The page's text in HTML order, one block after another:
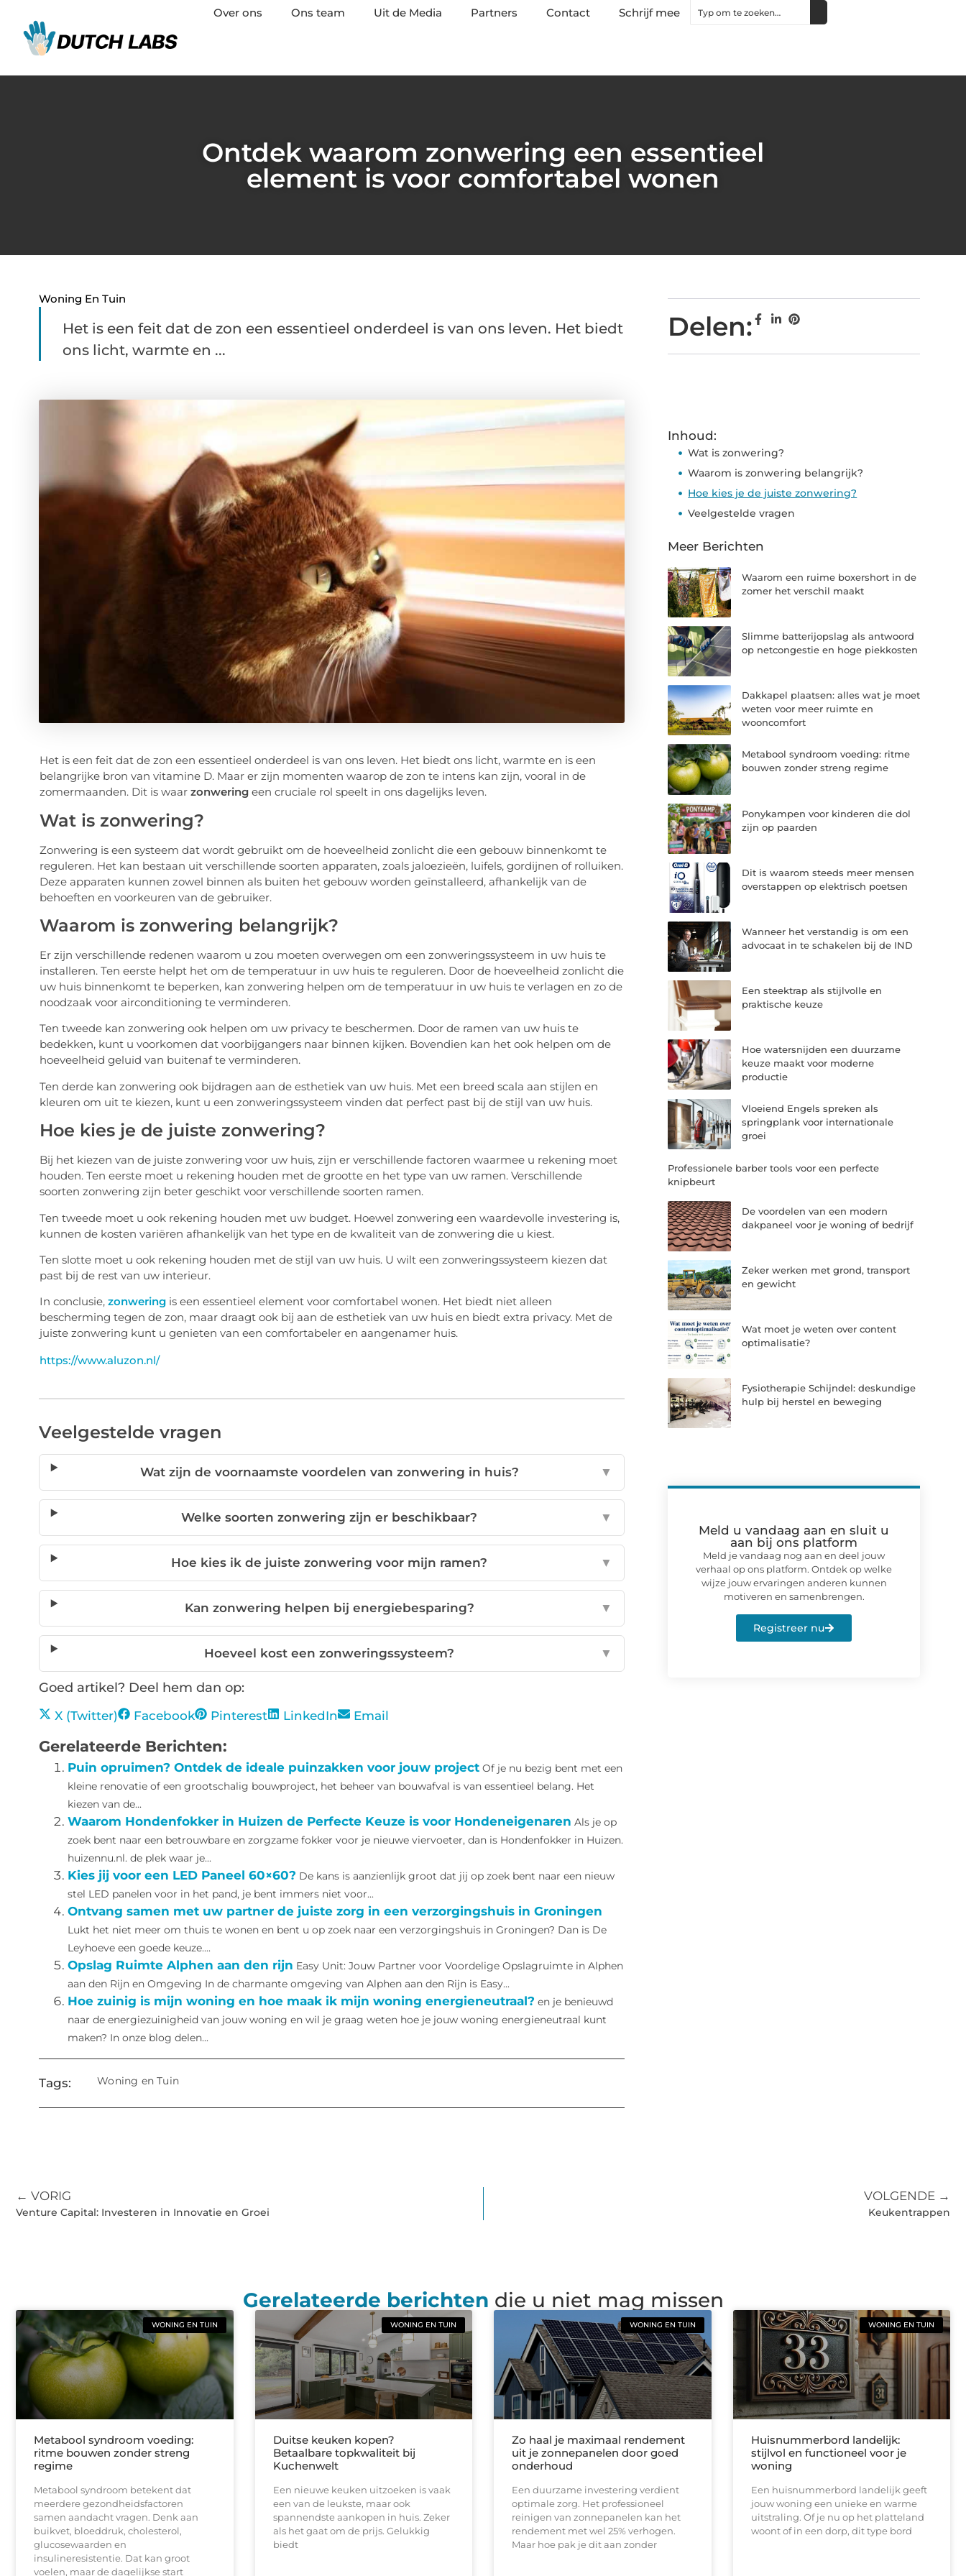
Over ons Ons team Uit de Media Partners Contact Schrijf mee
Ontdek waarom zonwering een essentieel
element is voor comfortabel wonen
Woning En Tuin
Het is een feit dat de zon een essentieel onderdeel is van ons leven. Het biedt
ons licht, warmte en ...
Het is een feit dat de zon een essentieel onderdeel is van ons leven. Het biedt ons licht, warmte en is een
belangrijke bron van vitamine D. Maar er zijn momenten waarop de zon te intens kan zijn, vooral in de
zomermaanden. Dit is waar zonweringeen cruciale rol speelt in ons dagelijks leven.
Wat is zonwering?
Zonwering is een systeem dat wordt gebruikt om de hoeveelheid zonlicht die een gebouw binnenkomt te
reguleren. Het kan bestaan uit verschillende soorten apparaten, zoals jaloezieën, luifels, gordijnen of rolluiken.
Deze apparaten kunnen zowel binnen als buiten het gebouw worden geïnstalleerd, afhankelijk van de
behoeften en voorkeuren van de gebruiker.
Waarom is zonwering belangrijk?
Er zijn verschillende redenen waarom u zou moeten overwegen om een zonweringssysteem in uw huis te
installeren. Ten eerste helpt het om de temperatuur in uw huis te reguleren. Door de hoeveelheid zonlicht die
uw huis binnenkomt te beperken, kan zonwering helpen om de temperatuur in uw huis te verlagen en zo de
noodzaak voor airconditioning te verminderen.
Ten tweede kan zonwering ook helpen om uw privacy te beschermen. Door de ramen van uw huis te
bedekken, kunt u voorkomen dat voorbijgangers naar binnen kijken. Bovendien kan het ook helpen om de
hoeveelheid geluid van buitenaf te verminderen.
Ten derde kan zonwering ook bijdragen aan de esthetiek van uw huis. Met een breed scala aan stijlen en
kleuren om uit te kiezen, kunt u een zonweringssysteem vinden dat perfect past bij de stijl van uw huis.
Hoe kies je de juiste zonwering?
Bij het kiezen van de juiste zonwering voor uw huis, zijn er verschillende factoren waarmee u rekening moet
houden. Ten eerste moet u rekening houden met de grootte en het type van uw ramen. Verschillende
soorten zonwering zijn beter geschikt voor verschillende soorten ramen.
Ten tweede moet u ook rekening houden met uw budget. Hoewel zonwering een waardevolle investering is,
kunnen de kosten variëren afhankelijk van het type en de kwaliteit van de zonwering die u kiest.
Ten slotte moet u ook rekening houden met de stijl van uw huis. U wilt een zonweringssysteem kiezen dat
past bij de rest van uw interieur.
In conclusie, zonweringis een essentieel element voor comfortabel wonen. Het biedt niet alleen
bescherming tegen de zon, maar draagt ook bij aan de esthetiek van uw huis en biedt extra privacy. Met de
juiste zonwering kunt u genieten van een comfortabeler en aangenamer huis.
https://www.aluzon.nl/
Veelgestelde vragen
Wat zijn de voornaamste voordelen van zonwering in huis? ▼
Welke soorten zonwering zijn er beschikbaar? ▼
Hoe kies ik de juiste zonwering voor mijn ramen? ▼
Kan zonwering helpen bij energiebesparing? ▼
Hoeveel kost een zonweringssysteem? ▼
Goed artikel? Deel hem dan op:
X (Twitter) Facebook Pinterest LinkedIn Email
Gerelateerde Berichten:
Puin opruimen? Ontdek de ideale puinzakken voor jouw project Of je nu bezig bent met een
kleine renovatie of een grootschalig bouwproject, het beheer van bouwafval is van essentieel belang. Het
kiezen van de...
Waarom Hondenfokker in Huizen de Perfecte Keuze is voor Hondeneigenaren Als je op
zoek bent naar een betrouwbare en zorgzame fokker voor je nieuwe viervoeter, dan is Hondenfokker in Huizen.
huizennu.nl. de plek waar je...
Kies jij voor een LED Paneel 60×60? De kans is aanzienlijk groot dat jij op zoek bent naar een nieuw
stel LED panelen voor in het pand, je bent immers niet voor...
Ontvang samen met uw partner de juiste zorg in een verzorgingshuis in Groningen
Lukt het niet meer om thuis te wonen en bent u op zoek naar een verzorgingshuis in Groningen? Dan is De
Leyhoeve een goede keuze....
Opslag Ruimte Alphen aan den rijn Easy Unit: Jouw Partner voor Voordelige Opslagruimte in Alphen
aan den Rijn en Omgeving In de charmante omgeving van Alphen aan den Rijn is Easy...
Hoe zuinig is mijn woning en hoe maak ik mijn woning energieneutraal? en je benieuwd
naar de energiezuinigheid van jouw woning en wil je graag weten hoe je jouw woning energieneutraal kunt
maken? In onze blog delen...
Tags: Woning en Tuin
Delen:
Inhoud:
Wat is zonwering?
Waarom is zonwering belangrijk?
Hoe kies je de juiste zonwering?
Veelgestelde vragen
Meer Berichten
Waarom een ruime boxershort in de
zomer het verschil maakt
Slimme batterijopslag als antwoord
op netcongestie en hoge piekkosten
Dakkapel plaatsen: alles wat je moet
weten voor meer ruimte en
wooncomfort
Metabool syndroom voeding: ritme
bouwen zonder streng regime
Ponykampen voor kinderen die dol
zijn op paarden
Dit is waarom steeds meer mensen
overstappen op elektrisch poetsen
Wanneer het verstandig is om een
advocaat in te schakelen bij de IND
Een steektrap als stijlvolle en
praktische keuze
Hoe watersnijden een duurzame
keuze maakt voor moderne
productie
Vloeiend Engels spreken als
springplank voor internationale
groei
Professionele barber tools voor een perfecte
knipbeurt
De voordelen van een modern
dakpaneel voor je woning of bedrijf
Zeker werken met grond, transport
en gewicht
Wat moet je weten over content
optimalisatie?
Fysiotherapie Schijndel: deskundige
hulp bij herstel en beweging
Meld u vandaag aan en sluit u
aan bij ons platform
Meld je vandaag nog aan en deel jouw
verhaal op ons platform. Ontdek op welke
wijze jouw ervaringen anderen kunnen
motiveren en samenbrengen.
Registreer nu
← VORIG
Venture Capital: Investeren in Innovatie en Groei
VOLGENDE →
Keukentrappen
Gerelateerde berichten die u niet mag missen
WONING EN TUIN
Metabool syndroom voeding:
ritme bouwen zonder streng
regime
Metabool syndroom betekent dat
meerdere gezondheidsfactoren
samen aandacht vragen. Denk aan
buikvet, bloeddruk, cholesterol,
glucosewaarden en
insulineresistentie. Dat kan groot
voelen, maar de dagelijkse start
WONING EN TUIN
Duitse keuken kopen?
Betaalbare topkwaliteit bij
Kuchenwelt
Een nieuwe keuken uitzoeken is vaak
een van de leukste, maar ook
spannendste aankopen in huis. Zeker
als het gaat om de prijs. Gelukkig
biedt
WONING EN TUIN
Zo haal je maximaal rendement
uit je zonnepanelen door goed
onderhoud
Een duurzame investering verdient
optimale zorg. Het professioneel
reinigen van zonnepanelen kan het
rendement met wel 25% verhogen.
Maar hoe pak je dit aan zonder
WONING EN TUIN
Huisnummerbord landelijk:
stijlvol en functioneel voor je
woning
Een huisnummerbord landelijk geeft
jouw woning een unieke en warme
uitstraling. Of je nu op het platteland
woont of in een dorp, dit type bord